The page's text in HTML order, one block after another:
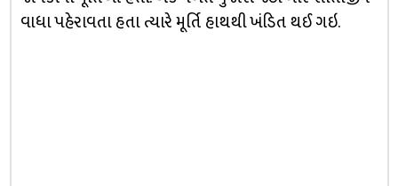
વાધા પહેરાવતા હતા ત્યારે મૂર્તિ હાથથી ખંડિત થઈ ગઇ.